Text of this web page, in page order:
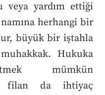
veya yardım ettiği
herhangi bir
büyük bir iştahla
Hukuka
mümkün
filan da ihtiyaç